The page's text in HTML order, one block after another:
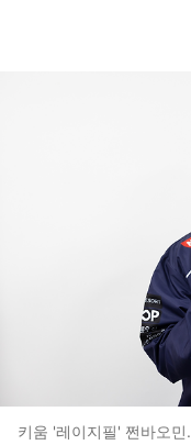
키움 '레이지필' 쩐바오민.